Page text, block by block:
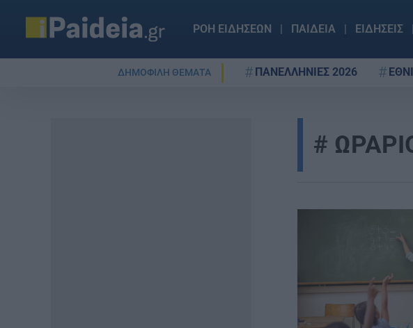
ΡΟΗ ΕΙΔΗΣΕΩΝ ΠΑΙΔΕΙΑ ΕΙΔΗΣΕΙΣ
ΔΗΜΟΦΙΛΗ ΘΕΜΑΤΑ ΠΑΝΕΛΛΗΝΙΕΣ 2026